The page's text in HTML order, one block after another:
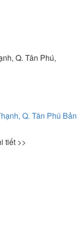
Q. Tân Phú,
Q. Tân Phú Bản
tiết >>